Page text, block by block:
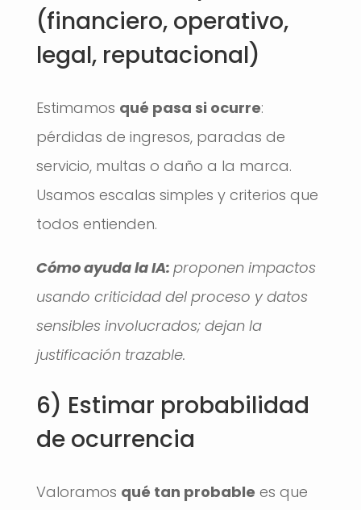
(financiero, operativo,
legal, reputacional)
Estimamos qué pasa si ocurre:
pérdidas de ingresos, paradas de
servicio, multas o daño a la marca.
Usamos escalas simples y criterios que
todos entienden.
Cómo ayuda la IA: proponen impactos
usando criticidad del proceso y datos
sensibles involucrados; dejan la
justificación trazable.
6) Estimar probabilidad
de ocurrencia
Valoramos qué tan probable es que